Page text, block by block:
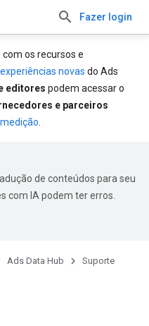
Fazer login
os recursos e
novas do Ads
editores podem acessar o
e parceiros
de conteúdos para seu
com IA podem ter erros.
Ads Data Hub Suporte